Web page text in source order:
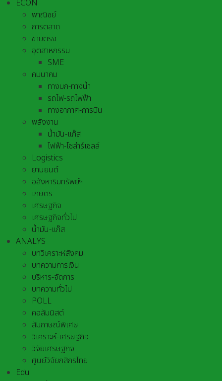
ECON
พาณิชย์
การตลาด
ขายตรง
อุตสาหกรรม
SME
คมนาคม
ทางบก-ทางน้ำ
รถไฟ-รถไฟฟ้า
ทางอากาศ-การบิน
พลังงาน
น้ำมัน-แก๊ส
ไฟฟ้า-โซล่าร์เซลล์
Logistics
ยานยนต์
อสังหาริมทรัพย์ฯ
เกษตร
เศรษฐกิจ
เศรษฐกิจทั่วไป
น้ำมัน-แก๊ส
ANALYS
บทวิเคราะห์สังคม
บทความการเงิน
บริหาร-จัดการ
บทความทั่วไป
POLL
คอลัมนิสต์
สัมภาษณ์พิเศษ
วิเคราะห์-เศรษฐกิจ
วิจัยเศรษฐกิจ
ศูนย์วิจัยกสิกรไทย
Edu